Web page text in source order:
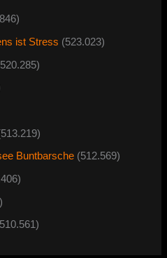
ist Stress (523.023)
Buntbarsche (512.569)